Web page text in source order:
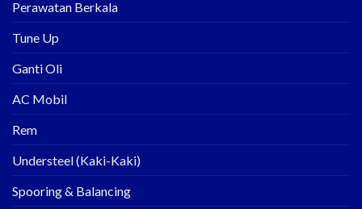
Perawatan Berkala
Tune Up
Ganti Oli
AC Mobil
Rem
Understeel (Kaki-Kaki)
Spooring & Balancing